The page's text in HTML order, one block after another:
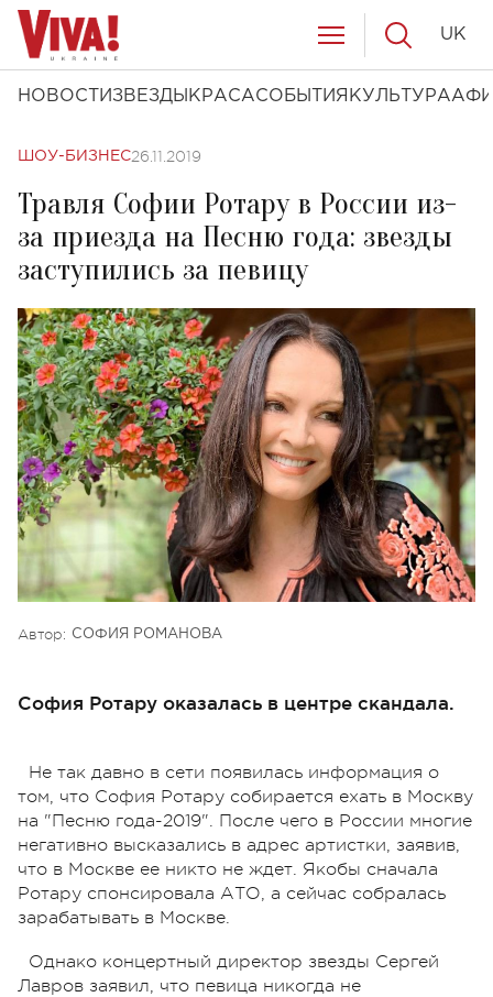
НОВОСТИ ЗВЕЗДЫ КРАСАСОБЫТИЯ КУЛЬТУРА
UK
ШОУ-БИЗНЕС26.11.2019
Травля Софии Ротару в России из-
за приезда на Песню года: звезды
заступились за певицу
Автор: СОФИЯ РОМАНОВА
София Ротару оказалась в центре скандала.
Не так давно в сети появилась информация о
том, что София Ротару собирается ехать в Москву
на "Песню года-2019". После чего в России многие
негативно высказались в адрес артистки, заявив,
что в Москве ее никто не ждет. Якобы сначала
Ротару спонсировала АТО, а сейчас собралась
зарабатывать в Москве.
Однако концертный директор звезды Сергей
Лавров заявил, что певица никогда не